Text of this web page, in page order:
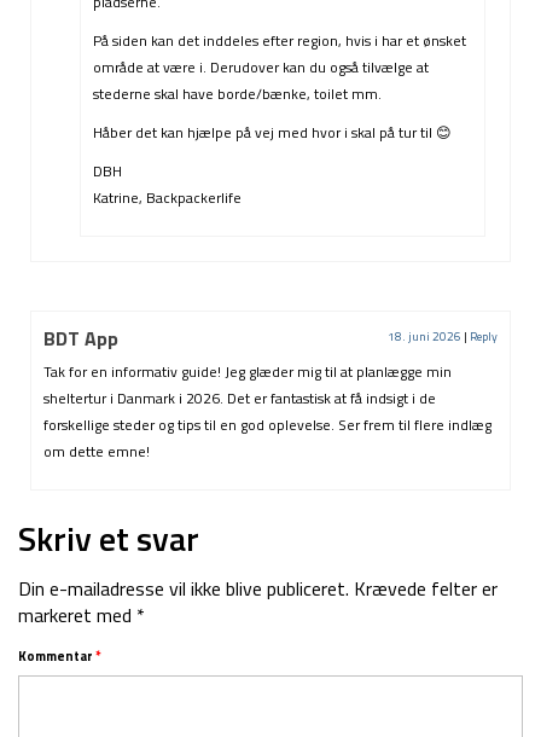
På siden kan det inddeles efter region, hvis i har et ønsket
område at være i. Derudover kan du også tilvælge at
stederne skal have borde/bænke, toilet mm.
Håber det kan hjælpe på vej med hvor i skal på tur til 😊
DBH
Katrine, Backpackerlife
BDT App 18. juni 2026 | Reply
Tak for en informativ guide! Jeg glæder mig til at planlægge min
sheltertur i Danmark i 2026. Det er fantastisk at få indsigt i de
forskellige steder og tips til en god oplevelse. Ser frem til flere indlæg
om dette emne!
Skriv et svar
Din e-mailadresse vil ikke blive publiceret. Krævede felter er
markeret med *
Kommentar*